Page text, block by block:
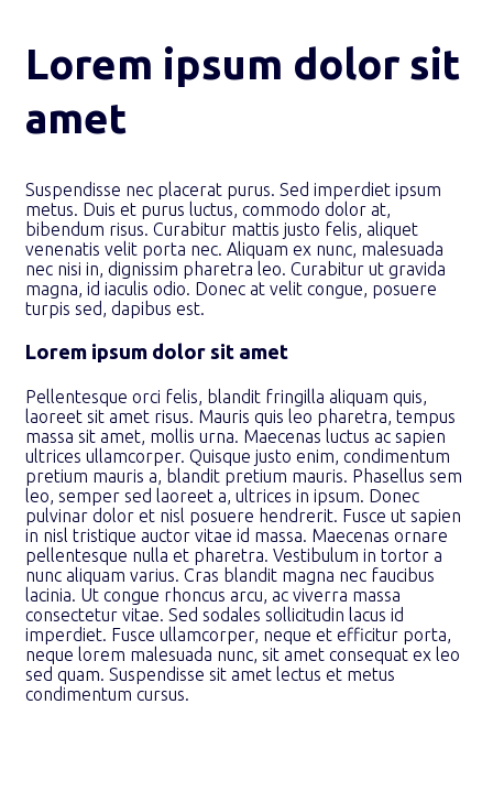
Lorem ipsum dolor sit
amet
Suspendisse nec placerat purus. Sed imperdiet ipsum
metus. Duis et purus luctus, commodo dolor at,
bibendum risus. Curabitur mattis justo felis, aliquet
venenatis velit porta nec. Aliquam ex nunc, malesuada
nec nisi in, dignissim pharetra leo. Curabitur ut gravida
magna, id iaculis odio. Donec at velit congue, posuere
turpis sed, dapibus est.
Lorem ipsum dolor sit amet
Pellentesque orci felis, blandit fringilla aliquam quis,
laoreet sit amet risus. Mauris quis leo pharetra, tempus
massa sit amet, mollis urna. Maecenas luctus ac sapien
ultrices ullamcorper. Quisque justo enim, condimentum
pretium mauris a, blandit pretium mauris. Phasellus sem
leo, semper sed laoreet a, ultrices in ipsum. Donec
pulvinar dolor et nisl posuere hendrerit. Fusce ut sapien
in nisl tristique auctor vitae id massa. Maecenas ornare
pellentesque nulla et pharetra. Vestibulum in tortor a
nunc aliquam varius. Cras blandit magna nec faucibus
lacinia. Ut congue rhoncus arcu, ac viverra massa
consectetur vitae. Sed sodales sollicitudin lacus id
imperdiet. Fusce ullamcorper, neque et efficitur porta,
neque lorem malesuada nunc, sit amet consequat ex leo
sed quam. Suspendisse sit amet lectus et metus
condimentum cursus.